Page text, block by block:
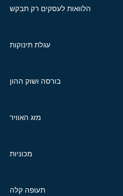
הלוואות לעסקים רק תבקש
עגלת תינוקות
בורסה ושוק ההון
מזג האוויר
מכוניות
תעופה קלה